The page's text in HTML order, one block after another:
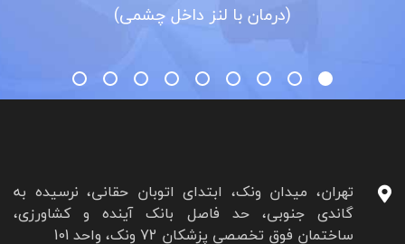
(درمان با لنز داخل چشمی)
تهران، میدان ونک، ابتدای اتوبان حقانی، نرسیده به
گاندی جنوبی، حد فاصل بانک آینده و کشاورزی،
ساختمان فوق تخصصی پزشکان 72 ونک، واحد 101